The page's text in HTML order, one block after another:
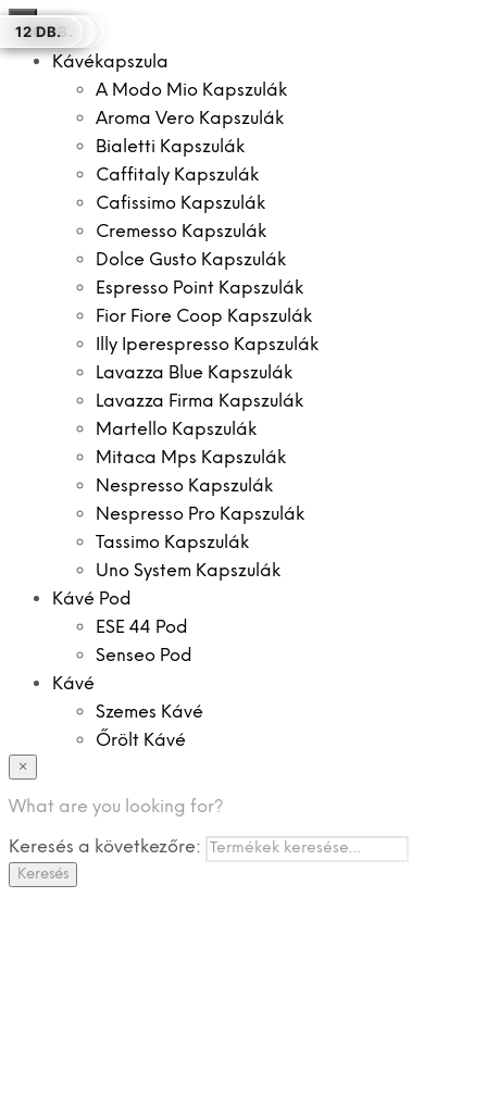
×
Kávékapszula
A Modo Mio Kapszulák
Aroma Vero Kapszulák
Bialetti Kapszulák
Caffitaly Kapszulák
Cafissimo Kapszulák
Cremesso Kapszulák
Dolce Gusto Kapszulák
Espresso Point Kapszulák
Fior Fiore Coop Kapszulák
Illy Iperespresso Kapszulák
Lavazza Blue Kapszulák
Lavazza Firma Kapszulák
Martello Kapszulák
Mitaca Mps Kapszulák
Nespresso Kapszulák
Nespresso Pro Kapszulák
Tassimo Kapszulák
Uno System Kapszulák
Kávé Pod
ESE 44 Pod
Senseo Pod
Kávé
Szemes Kávé
Őrölt Kávé
Instant Kávé
Zacskó Tea
Tartozékok
×
What are you looking for?
Keresés a következőre:
Keresés
200 GR
50 DB.
60 DB.
1000 DB.
200 DB.
100 DB.
12 DB.